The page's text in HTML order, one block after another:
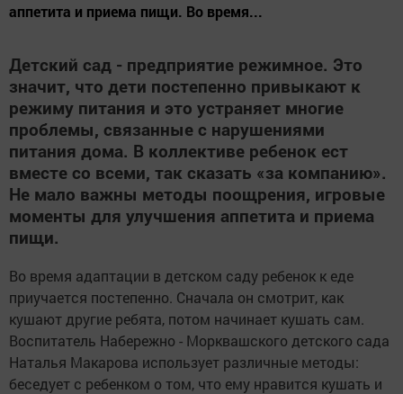
аппетита и приема пищи. Во время...
Детский сад - предприятие режимное. Это
значит, что дети постепенно привыкают к
режиму питания и это устраняет многие
проблемы, связанные с нарушениями
питания дома. В коллективе ребенок ест
вместе со всеми, так сказать «за компанию».
Не мало важны методы поощрения, игровые
моменты для улучшения аппетита и приема
пищи.
Во время адаптации в детском саду ребенок к еде
приучается постепенно. Сначала он смотрит, как
кушают другие ребята, потом начинает кушать сам.
Воспитатель Набережно - Морквашского детского сада
Наталья Макарова использует различные методы:
беседует с ребенком о том, что ему нравится кушать и